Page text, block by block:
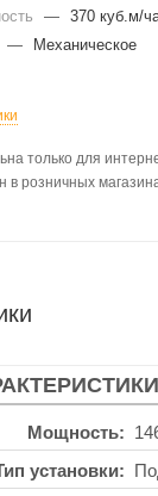
— 370 куб.м/
—
Механическое
только для
в розничных
Мощность
установки